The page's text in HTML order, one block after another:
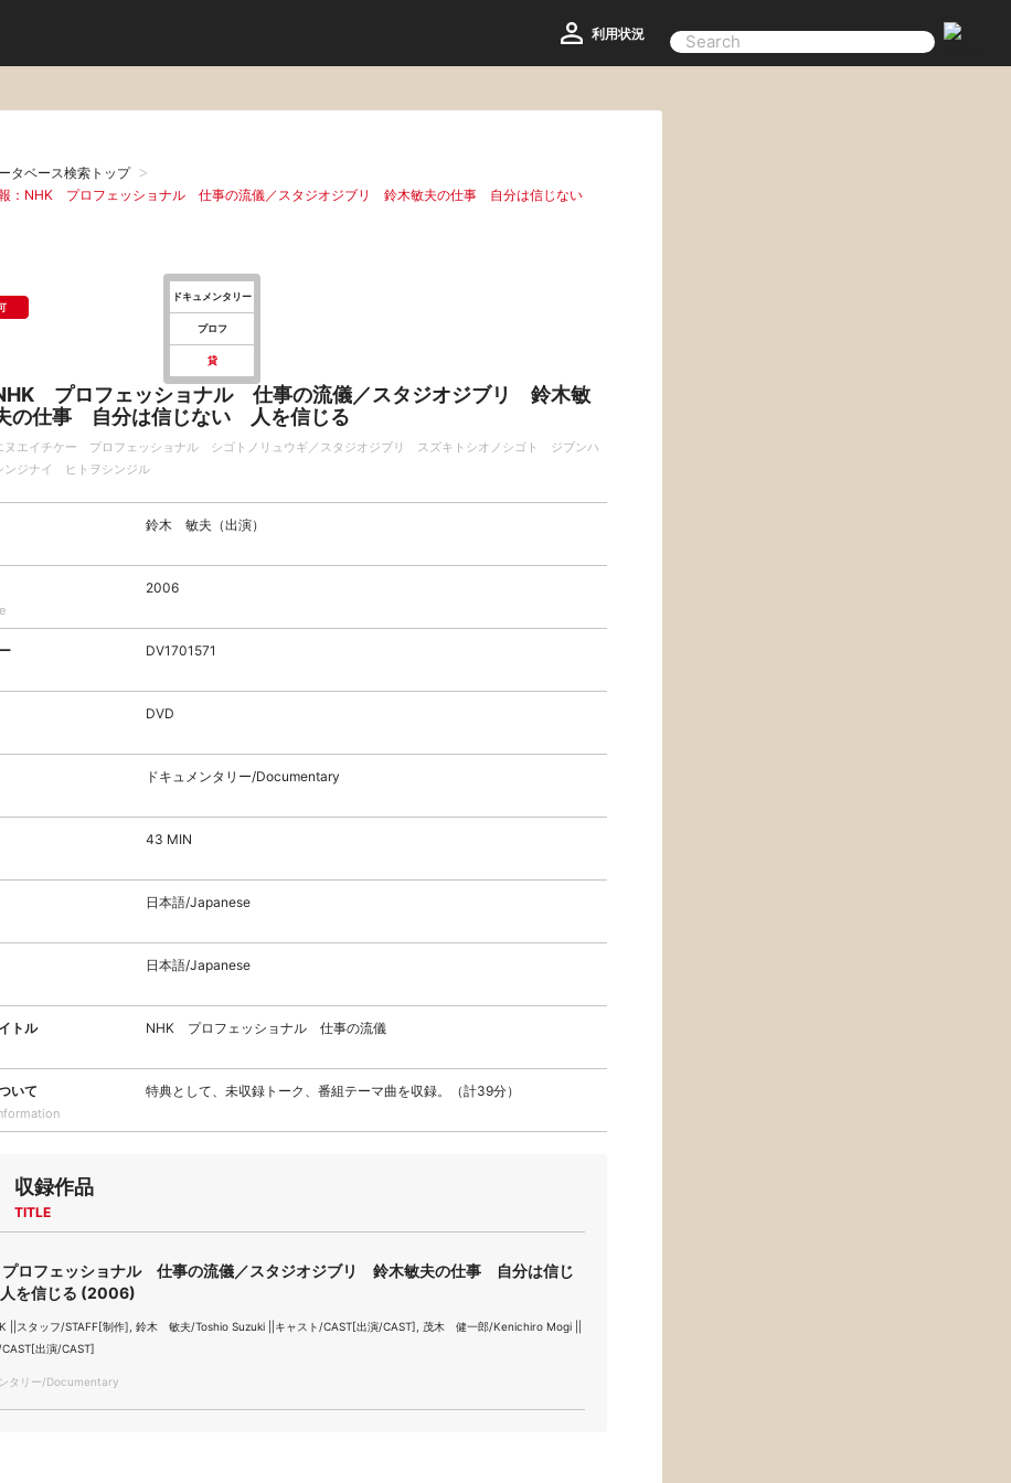
利用状況
タベース検索トップ
：NHK プロフェッショナル 仕事の流儀／スタジオジブリ 鈴木敏夫の仕事 自分は信じない
ドキュメンタリー
プロフ
貸
プロフェッショナル 仕事の流儀／スタジオジブリ 鈴木敏
の仕事 自分は信じない 人を信じる
ヌエイチケー プロフェッショナル シゴトノリュウギ／スタジオジブリ スズキトシオノシゴト ジブンハ
ンジナイ ヒトヲシンジル
鈴木 敏夫（出演）
2006
DV1701571
DVD
ドキュメンタリー/Documentary
43 MIN
日本語/Japanese
日本語/Japanese
トル NHK プロフェッショナル 仕事の流儀
いて 特典として、未収録トーク、番組テーマ曲を収録。（計39分）
収録作品
TITLE
ロフェッショナル 仕事の流儀／スタジオジブリ 鈴木敏夫の仕事 自分は信じ
を信じる (2006)
||スタッフ/STAFF[制作], 鈴木 敏夫/Toshio Suzuki ||キャスト/CAST[出演/CAST], 茂木 健一郎/Kenichiro Mogi ||
出演/CAST]
タリー/Documentary